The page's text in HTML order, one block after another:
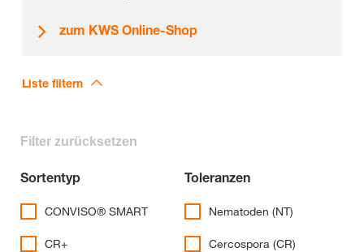
zum KWS Online-Shop
Liste filtern
Filter zurücksetzen
Sortentyp
CONVISO® SMART
CR+
Toleranzen
Nematoden (NT)
Cercospora (CR)